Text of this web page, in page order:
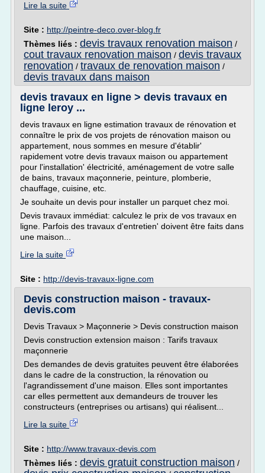
Lire la suite
Site : http://peintre-deco.over-blog.fr
Thèmes liés : devis travaux renovation maison /
cout travaux renovation maison / devis travaux
renovation / travaux de renovation maison /
devis travaux dans maison
devis travaux en ligne > devis travaux en
ligne leroy ...
devis travaux en ligne estimation travaux de rénovation et
connaître le prix de vos projets de rénovation maison ou
appartement, nous sommes en mesure d'établir'
rapidement votre devis travaux maison ou appartement
pour l'installation' électricité, aménagement de votre salle
de bains, travaux maçonnerie, peinture, plomberie,
chauffage, cuisine, etc.
Je souhaite un devis pour installer un parquet chez moi.
Devis travaux immédiat: calculez le prix de vos travaux en
ligne. Parfois des travaux d'entretien' doivent être faits dans
une maison...
Lire la suite
Site : http://devis-travaux-ligne.com
Devis construction maison - travaux-
devis.com
Devis Travaux > Maçonnerie > Devis construction maison
Devis construction extension maison : Tarifs travaux
maçonnerie
Des demandes de devis gratuites peuvent être élaborées
dans le cadre de la construction, la rénovation ou
l'agrandissement d'une maison. Elles sont importantes
car elles permettent aux demandeurs de trouver les
constructeurs (entreprises ou artisans) qui réalisent...
Lire la suite
Site : http://www.travaux-devis.com
Thèmes liés : devis gratuit construction maison /